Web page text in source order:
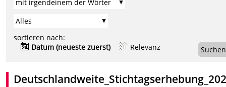
sortieren nach:
Datum (neueste zuerst)
Relevanz Suchen